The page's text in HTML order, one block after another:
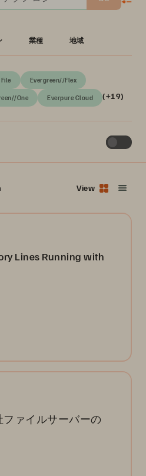
業種 地域
Evergreen//Flex
One Everpure Cloud (+19)
View
Lines Running with
ァイルサーバーの